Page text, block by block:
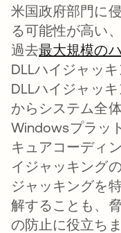
米国政府部門に
る可能性が高い
過去最大規模の
DLLハイジャッ
DLLハイジャッ
からシステム全
Windowsプラッ
キュアコーディ
イジャッキング
ジャッキングを
解することも、
の防止に役立ち